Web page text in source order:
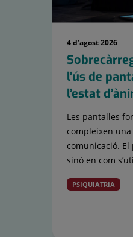
4 d’agost 2026
l’ús de
l’estat
Les pantalles
compleixen
comunicació.
sinó en com
PSIQUIATRIA